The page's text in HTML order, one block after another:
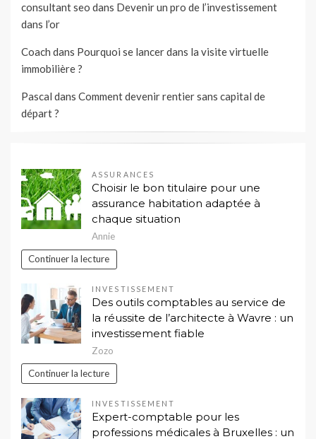
consultant seo dans Devenir un pro de l’investissement
dans l’or
Coach dans Pourquoi se lancer dans la visite virtuelle
immobilière ?
Pascal dans Comment devenir rentier sans capital de
départ ?
ASSURANCES
Choisir le bon titulaire pour une
assurance habitation adaptée à
chaque situation
Annie
Continuer la lecture
INVESTISSEMENT
Des outils comptables au service de
la réussite de l’architecte à Wavre : un
investissement fiable
Zozo
Continuer la lecture
INVESTISSEMENT
Expert-comptable pour les
professions médicales à Bruxelles : un